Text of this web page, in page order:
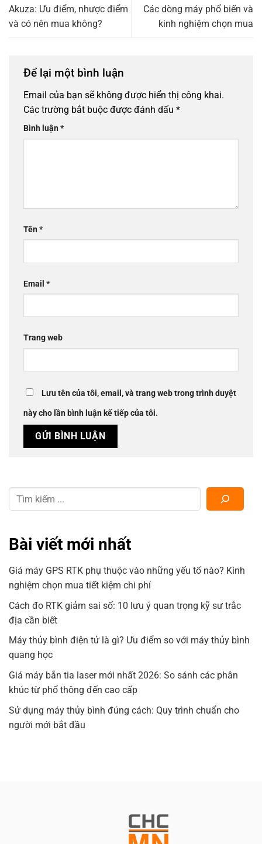
Akuza: Ưu điểm, nhược điểm
và có nên mua không?
Các dòng máy phổ biến và
kinh nghiệm chọn mua
Để lại một bình luận
Email của bạn sẽ không được hiển thị công khai.
Các trường bắt buộc được đánh dấu *
Bình luận*
Tên*
Email *
Trang web
Lưu tên của tôi, email, và trang web trong trình duyệt
này cho lần bình luận kế tiếp của tôi.
Bài viết mới nhất
Giá máy GPS RTK phụ thuộc vào những yếu tố nào? Kinh
nghiệm chọn mua tiết kiệm chi phí
Cách đo RTK giảm sai số: 10 lưu ý quan trọng kỹ sư trắc
địa cần biết
Máy thủy bình điện tử là gì? Ưu điểm so với máy thủy bình
quang học
Giá máy bắn tia laser mới nhất 2026: So sánh các phân
khúc từ phổ thông đến cao cấp
Sử dụng máy thủy bình đúng cách: Quy trình chuẩn cho
người mới bắt đầu